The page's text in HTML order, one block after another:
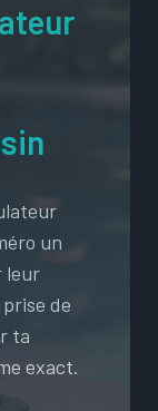
un
leur
de
ta
exact.